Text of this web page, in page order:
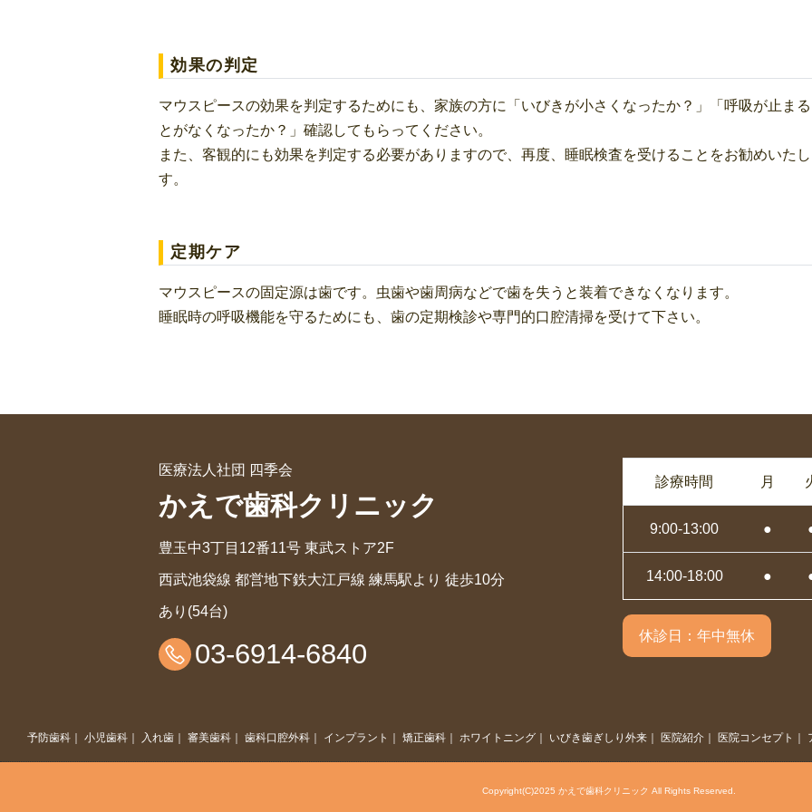
効果の判定
マウスピースの効果を判定するためにも、家族の方に「いびきが小さくなったか？」「呼吸が止ま
とがなくなったか？」確認してもらってください。
また、客観的にも効果を判定する必要がありますので、再度、睡眠検査を受けることをお勧めいた
す。
定期ケア
マウスピースの固定源は歯です。虫歯や歯周病などで歯を失うと装着できなくなります。
睡眠時の呼吸機能を守るためにも、歯の定期検診や専門的口腔清掃を受けて下さい。
医療法人社団 四季会
かえで歯科クリニック
豊玉中3丁目12番11号 東武ストア2F
西武池袋線 都営地下鉄大江戸線 練馬駅より 徒歩10分
あり(54台)
03-6914-6840
診療時間 月
9:00-13:00 ●
14:00-18:00 ●
休診日：年中無休
予防歯科 ｜ 小児歯科 ｜ 入れ歯 ｜ 審美歯科 ｜ 歯科口腔外科 ｜ インプラント ｜ 矯正歯科 ｜ ホワイトニング ｜ いびき歯ぎしり外来 ｜ 医院紹介 ｜ 医院コンセプト ｜
Copyright(C)2025 かえで歯科クリニック All Rights Reserved.